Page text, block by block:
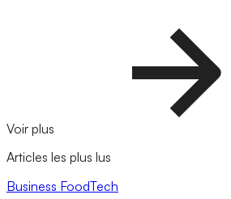
Voir plus
Articles les plus lus
Business FoodTech